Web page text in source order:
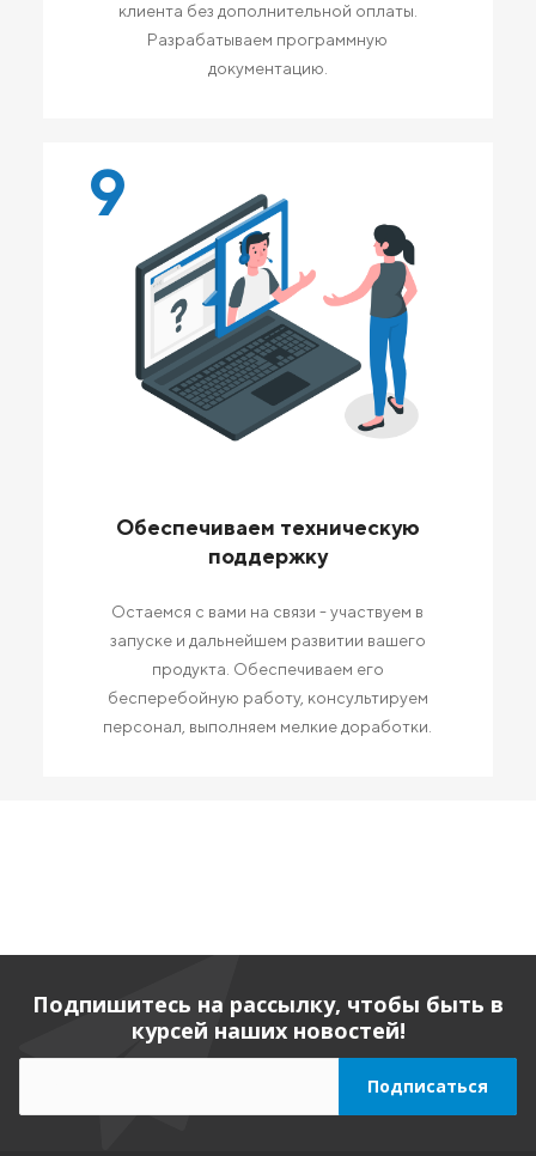
клиента без дополнительной оплаты.
Разрабатываем программную
документацию.
9
Обеспечиваем техническую
поддержку
Остаемся с вами на связи - участвуем в
запуске и дальнейшем развитии вашего
продукта. Обеспечиваем его
бесперебойную работу, консультируем
персонал, выполняем мелкие доработки.
Подпишитесь на рассылку, чтобы быть в
курсей наших новостей!